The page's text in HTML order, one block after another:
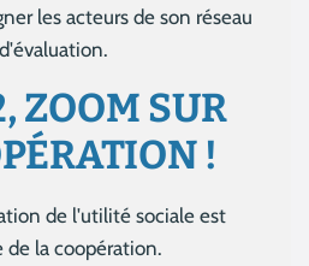
les acteurs de son réseau
ZOOM SUR
!
de l'utilité sociale est
de la coopération.